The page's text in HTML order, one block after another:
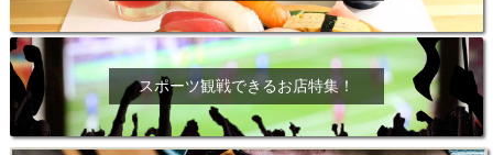
スポーツ観戦できるお店特集！